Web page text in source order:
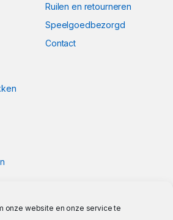
onze website en onze service te
Ruilen en retourneren
Speelgoedbezorgd
Contact